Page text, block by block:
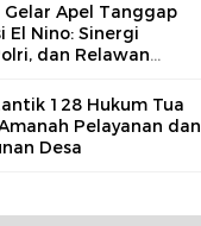
Apel Tanggap
El Nino: Sinergi
dan Relawan
128 Hukum Tua
Pelayanan dan
Desa